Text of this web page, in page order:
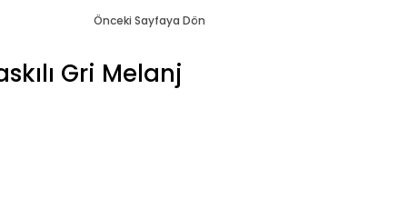
Önceki Sayfaya Dön
Gri Melanj